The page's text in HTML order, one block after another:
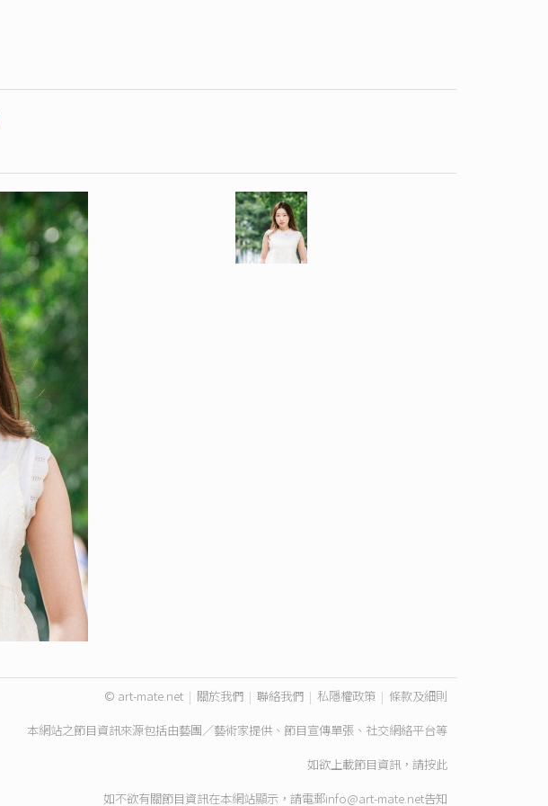
© art-mate.net | 關於我們 | 聯絡我們 | 私隱權政策 | 條款及細則
本網站之節目資訊來源包括由藝團／藝術家提供、節目宣傳單張、社交網絡平台等
如欲上載節目資訊，請按此
如不欲有關節目資訊在本網站顯示，請電郵info@art-mate.net告知